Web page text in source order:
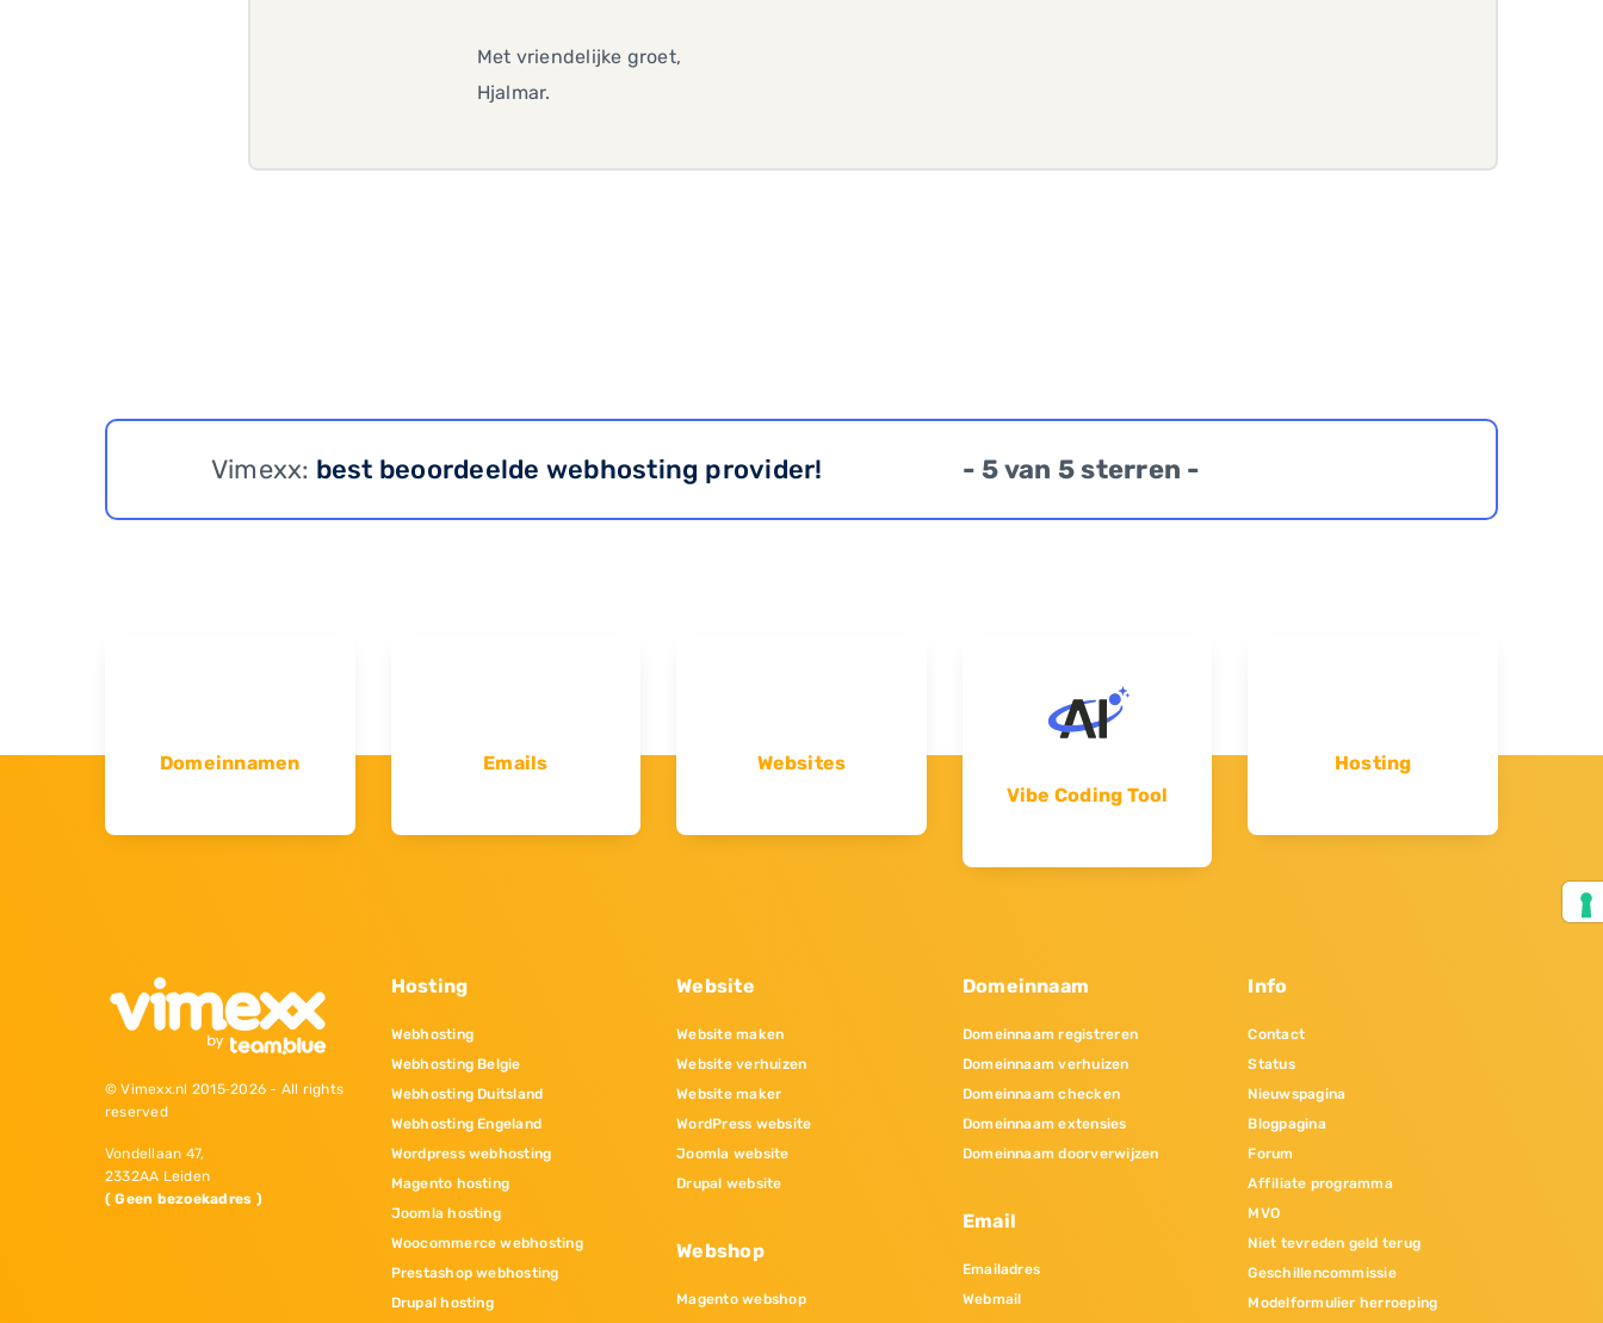
Met vriendelijke groet,
Hjalmar.
Vimexx: best beoordeelde webhosting provider! - 5 van 5 sterren -
Domeinnamen Emails
Websites
Vibe Coding Tool
Hosting
© Vimexx.nl 2015‐2026 - All rights
reserved
Vondellaan 47,
2332AA Leiden
( Geen bezoekadres )
Hosting
Webhosting
Webhosting Belgie
Webhosting Duitsland
Webhosting Engeland
Wordpress webhosting
Magento hosting
Joomla hosting
Woocommerce webhosting
Prestashop webhosting
Drupal hosting
Website
Website maken
Website verhuizen
Website maker
WordPress website
Joomla website
Drupal website
Webshop
Magento webshop
Domeinnaam
Domeinnaam registreren
Domeinnaam verhuizen
Domeinnaam checken
Domeinnaam extensies
Domeinnaam doorverwijzen
Email
Emailadres
Webmail
Info
Contact
Status
Nieuwspagina
Blogpagina
Forum
Affiliate programma
MVO
Niet tevreden geld terug
Geschillencommissie
Modelformulier herroeping